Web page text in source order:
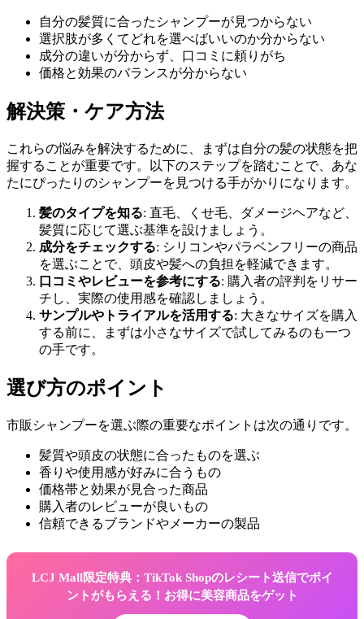
自分の髪質に合ったシャンプーが見つからない
選択肢が多くてどれを選べばいいのか分からない
成分の違いが分からず、口コミに頼りがち
価格と効果のバランスが分からない
解決策・ケア方法
これらの悩みを解決するために、まずは自分の髪の状態を把
握することが重要です。以下のステップを踏むことで、あな
たにぴったりのシャンプーを見つける手がかりになります。
髪のタイプを知る: 直毛、くせ毛、ダメージヘアなど、
髪質に応じて選ぶ基準を設けましょう。
成分をチェックする: シリコンやパラベンフリーの商品
を選ぶことで、頭皮や髪への負担を軽減できます。
口コミやレビューを参考にする: 購入者の評判をリサー
チし、実際の使用感を確認しましょう。
サンプルやトライアルを活用する: 大きなサイズを購入
する前に、まずは小さなサイズで試してみるのも一つ
の手です。
選び方のポイント
市販シャンプーを選ぶ際の重要なポイントは次の通りです。
髪質や頭皮の状態に合ったものを選ぶ
香りや使用感が好みに合うもの
価格帯と効果が見合った商品
購入者のレビューが良いもの
信頼できるブランドやメーカーの製品
LCJ Mall限定特典：TikTok Shopのレシート送信でポイ
ントがもらえる！お得に美容商品をゲット